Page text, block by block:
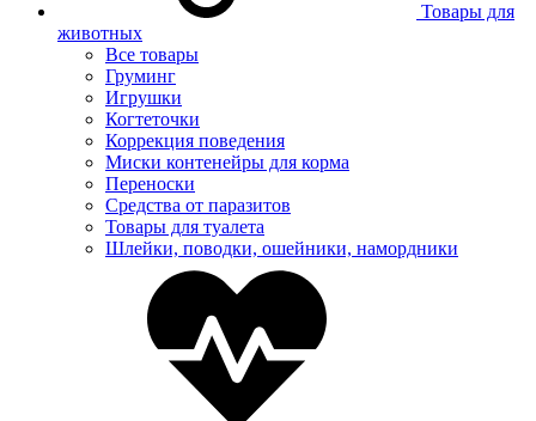
Товары для
животных
Все товары
Груминг
Игрушки
Когтеточки
Коррекция поведения
Миски контенейры для корма
Переноски
Средства от паразитов
Товары для туалета
Шлейки, поводки, ошейники, намордники